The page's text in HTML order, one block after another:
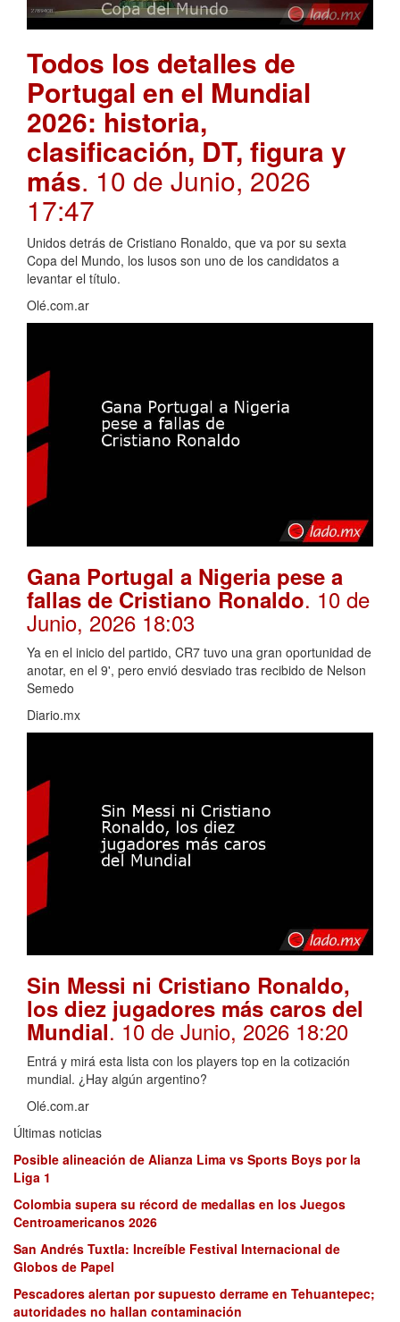
Todos los detalles de
Portugal en el Mundial
2026: historia,
clasificación, DT, figura y
más. 10 de Junio, 2026
17:47
Unidos detrás de Cristiano Ronaldo, que va por su sexta
Copa del Mundo, los lusos son uno de los candidatos a
levantar el título.
Olé.com.ar
Gana Portugal a Nigeria pese a
fallas de Cristiano Ronaldo. 10 de
Junio, 2026 18:03
Ya en el inicio del partido, CR7 tuvo una gran oportunidad de
anotar, en el 9', pero envió desviado tras recibido de Nelson
Semedo
Diario.mx
Sin Messi ni Cristiano Ronaldo,
los diez jugadores más caros del
Mundial. 10 de Junio, 2026 18:20
Entrá y mirá esta lista con los players top en la cotización
mundial. ¿Hay algún argentino?
Olé.com.ar
Últimas noticias
Posible alineación de Alianza Lima vs Sports Boys por la
Liga 1
Colombia supera su récord de medallas en los Juegos
Centroamericanos 2026
San Andrés Tuxtla: Increíble Festival Internacional de
Globos de Papel
Pescadores alertan por supuesto derrame en Tehuantepec;
autoridades no hallan contaminación